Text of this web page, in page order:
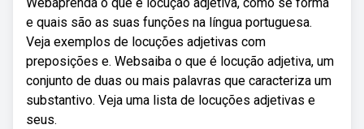
e quais são as suas funções na língua portuguesa.
Veja exemplos de locuções adjetivas com
preposições e. Websaiba o que é locução adjetiva, um
conjunto de duas ou mais palavras que caracteriza um
substantivo. Veja uma lista de locuções adjetivas e
seus.